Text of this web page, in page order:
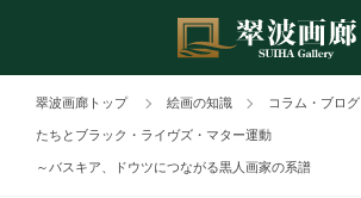
翠波画廊トップ 絵画の知識 コラム・ブログ
たちとブラック・ライヴズ・マター運動
～バスキア、ドウツにつながる黒人画家の系譜